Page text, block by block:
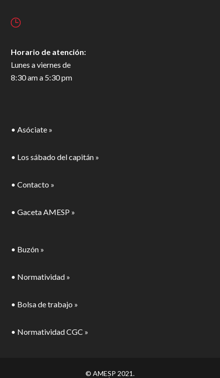
Horario de atención:
Lunes a viernes de
8:30 am a 5:30 pm
• Asóciate »
• Los sábado del capitán »
• Contacto »
• Gaceta AMESP »
• Buzón »
• Normatividad »
• Bolsa de trabajo »
• Normatividad CGC »
© AMESP 2021.